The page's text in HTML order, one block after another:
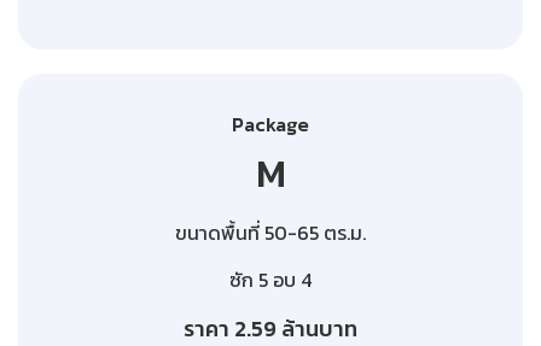
Package
M
ขนาดพื้นที่ 50-65 ตร.ม.
ซัก 5 อบ 4
ราคา 2.59 ล้านบาท